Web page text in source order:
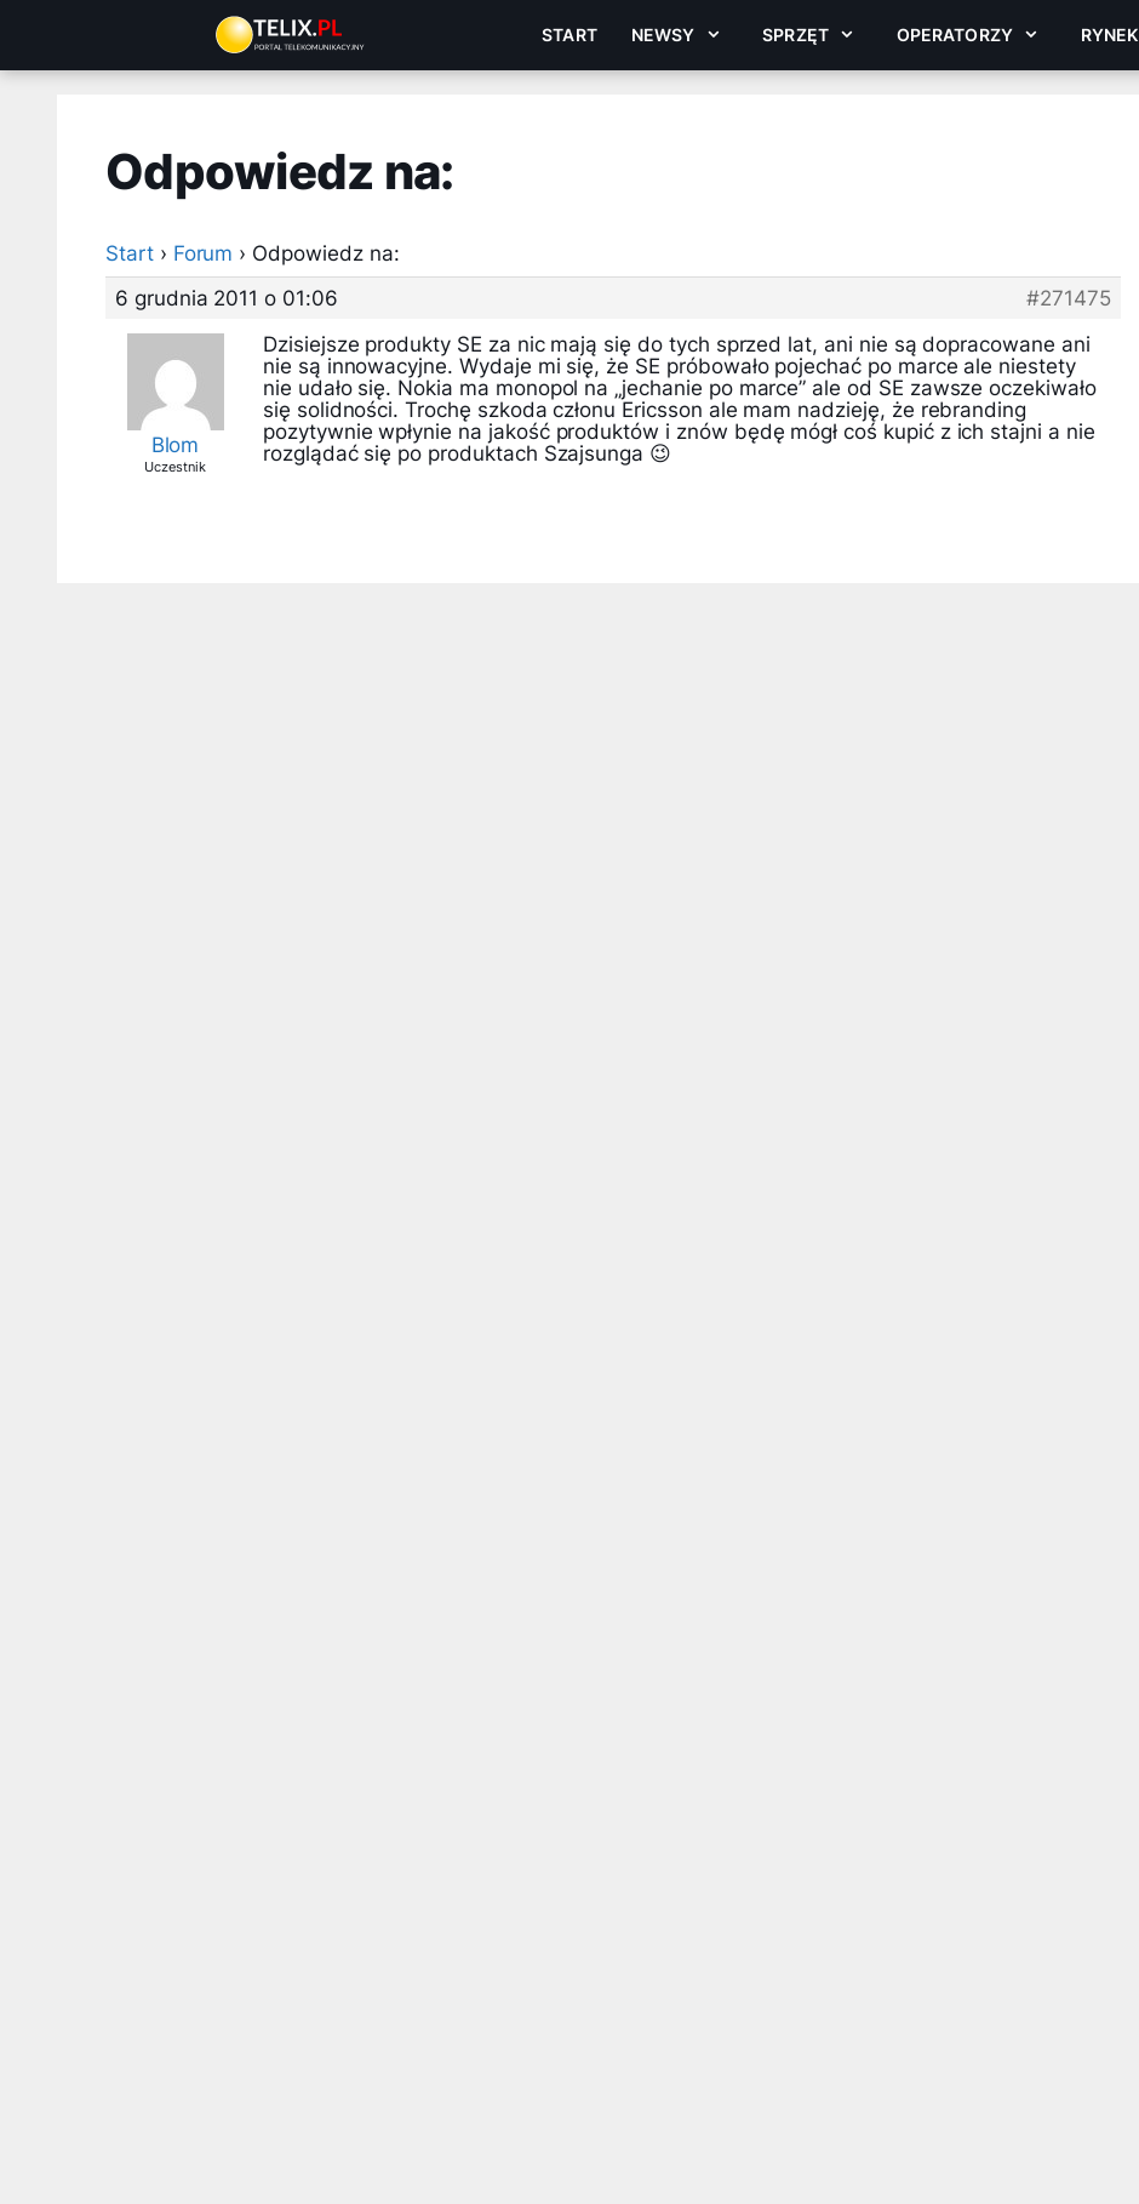
treści
START NEWSY SPRZĘT OPERATORZY RYNEK
Odpowiedz na:
Start › Forum › Odpowiedz na:
6 grudnia 2011 o 01:06
#271475
Blom
Uczestnik
Dzisiejsze produkty SE za nic mają się do tych sprzed lat, ani nie są dopracowane ani
nie są innowacyjne. Wydaje mi się, że SE próbowało pojechać po marce ale niestety
nie udało się. Nokia ma monopol na „jechanie po marce” ale od SE zawsze oczekiwało
się solidności. Trochę szkoda członu Ericsson ale mam nadzieję, że rebranding
pozytywnie wpłynie na jakość produktów i znów będę mógł coś kupić z ich stajni a nie
rozglądać się po produktach Szajsunga 😉